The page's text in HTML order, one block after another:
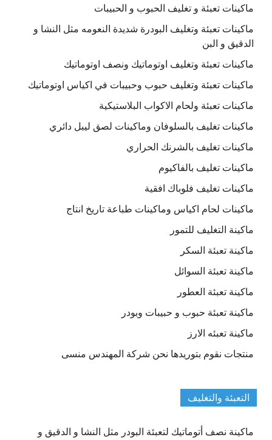
ماكينات تعبئة و تغليف الحبوب و الحبيبات
ماكينات تعبئة وتغليف البودرة شديدة النعومه مثل النشا و
الدقيق و البن
ماكينات تعبئة وتغليف اوتوماتيك ونصف اوتوماتيك
ماكينات تعبئة وتغليف حبوب وحبيبات في اكياس اوتوماتيك
ماكينات تعبئة ولحام الاكواب البلاستيكية
ماكينات تغليف بالسلوفان وماكينات لصق ليبل دائري
ماكينات تغليف بالشرنك الحراري
ماكينات تغليف بالفاكيوم
ماكينات تغليف فلوباك افقية
ماكينات لحام اكياس وماكينات طباعة تاريخ انتاج
ماكينة التغليف للتمور
ماكينة تعبئة السكر
ماكينة تعبئة السوائل
ماكينة تعبئة العطور
ماكينة تعبئة حبوب و حبيبات وبودر
ماكينة تعبئه الارز
منتجات نقوم بتوريدها نحن شركة المهندس منسى
التعبئة والتغليف
ماكينة نصف أتوماتيك لتعبئة البودر مثل النشا و الدقيق و